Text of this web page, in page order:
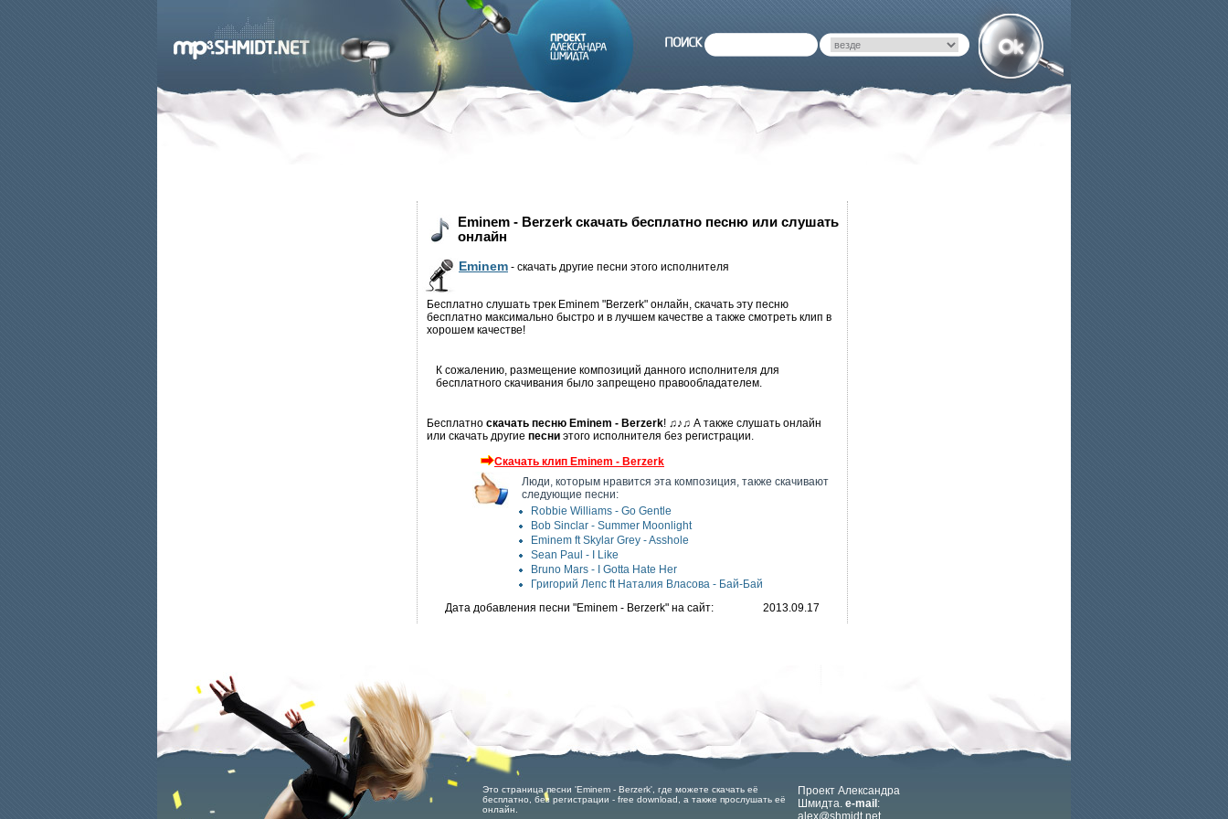
Eminem - Berzerk скачать бесплатно песню или слушать
онлайн
Eminem - скачать другие песни этого исполнителя
Бесплатно слушать трек Eminem "Berzerk" онлайн, скачать эту песню
бесплатно максимально быстро и в лучшем качестве а также смотреть клип в
хорошем качестве!
К сожалению, размещение композиций данного исполнителя для
бесплатного скачивания было запрещено правообладателем.
Бесплатно скачать песню Eminem - Berzerk! ♫♪♫ А также слушать онлайн
или скачать другие песни этого исполнителя без регистрации.
Скачать клип Eminem - Berzerk
Люди, которым нравится эта композиция, также скачивают
следующие песни:
Robbie Williams - Go Gentle
Bob Sinclar - Summer Moonlight
Eminem ft Skylar Grey - Asshole
Sean Paul - I Like
Bruno Mars - I Gotta Hate Her
Григорий Лепс ft Наталия Власова - Бай-Бай
Дата добавления песни "Eminem - Berzerk" на сайт:
2013.09.17
Это страница песни 'Eminem - Berzerk', где можете скачать её
бесплатно, без регистрации - free download, а также прослушать её
онлайн.
Проект Александра
Шмидта. e-mail :
alex@shmidt.net